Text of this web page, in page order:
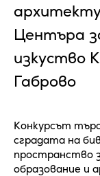
Центъра
изкуство
Габрово
Конкурсът
сградата на
пространство
образование и